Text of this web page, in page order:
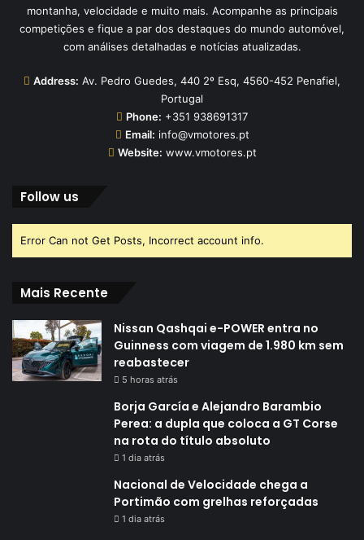
montanha, velocidade e muito mais. Acompanhe as principais
competições e fique a par dos destaques do mundo automóvel,
com análises detalhadas e notícias atualizadas.
Address: Av. Pedro Guedes, 440 2º Esq, 4560-452 Penafiel,
Portugal
Phone: +351 938691317
Email: info@vmotores.pt
Website: www.vmotores.pt
Follow us
Error Can not Get Posts, Incorrect account info.
Mais Recente
Nissan Qashqai e-POWER entra no
Guinness com viagem de 1.980 km sem
reabastecer
5 horas atrás
Borja García e Alejandro Barambio
Perea: a dupla que coloca a GT Corse
na rota do título absoluto
1 dia atrás
Nacional de Velocidade chega a
Portimão com grelhas reforçadas
1 dia atrás